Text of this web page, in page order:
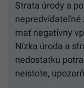
Strata úrody a
nepredvídateľné
mať negatívny
Nízka úroda a
nedostatku
neistote,